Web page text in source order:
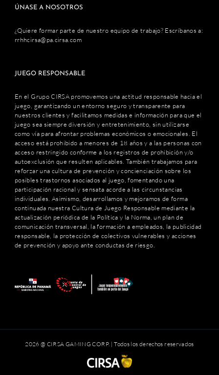
ÚNASE A NOSOTROS
¿Quiere formar parte de nuestro equipo de trabajo? Escríbanos a:
rrhhcirsa@pa.cirsa.com
JUEGO RESPONSABLE
En el Grupo CIRSA promovemos una actitud responsable hacia el
juego, garantizando un entorno seguro y transparente para
nuestros clientes y facilitamos medidas e información para que el
juego sea siempre diversión y entretenimiento, sin utilizarse
como vía para afrontar problemas económicos o emocionales. El
acceso está prohibido a menores de 18 años y a las personas con
acceso restringido conforme a los registros de prohibición y/o
autoexclusión que resulten aplicables. También trabajamos para
reforzar una cultura de prevención y concienciación sobre los
posibles trastornos asociados al juego, fomentando una
participación racional y sensata acorde a las circunstancias
individuales. Asimismo, desarrollamos y mejoramos de forma
continuada nuestra Cultura de Juego Responsable mediante la
actualización periódica de la Política y la Norma, un plan de
comunicación transversal, la formación a empleados, la publicidad
responsable, la protección de colectivos vulnerables y acciones
de prevención y apoyo ante conductas de riesgo.
2026 @ CIRSA GAMING CORP. | Todos los derechos reservados